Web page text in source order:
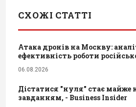
СХОЖІ СТАТТІ
Атака дронів на Москву:
ефективність роботи
06.08.2026
Дістатися "нуля" стає
завданням, - Business Insider